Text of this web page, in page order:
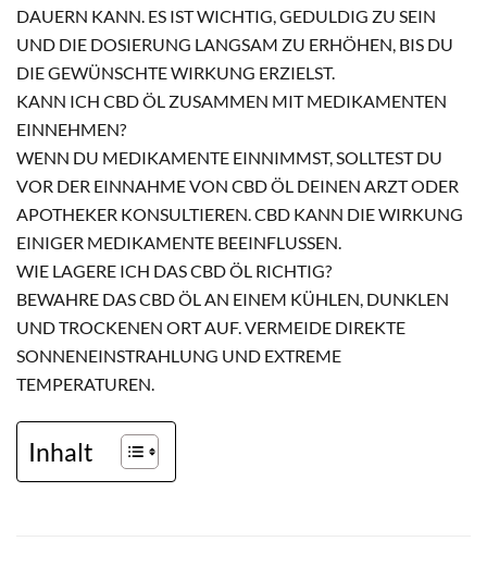
DAUERN KANN. ES IST WICHTIG, GEDULDIG ZU SEIN
UND DIE DOSIERUNG LANGSAM ZU ERHÖHEN, BIS DU
DIE GEWÜNSCHTE WIRKUNG ERZIELST.
KANN ICH CBD ÖL ZUSAMMEN MIT MEDIKAMENTEN
EINNEHMEN?
WENN DU MEDIKAMENTE EINNIMMST, SOLLTEST DU
VOR DER EINNAHME VON CBD ÖL DEINEN ARZT ODER
APOTHEKER KONSULTIEREN. CBD KANN DIE WIRKUNG
EINIGER MEDIKAMENTE BEEINFLUSSEN.
WIE LAGERE ICH DAS CBD ÖL RICHTIG?
BEWAHRE DAS CBD ÖL AN EINEM KÜHLEN, DUNKLEN
UND TROCKENEN ORT AUF. VERMEIDE DIREKTE
SONNENEINSTRAHLUNG UND EXTREME
TEMPERATUREN.
Inhalt